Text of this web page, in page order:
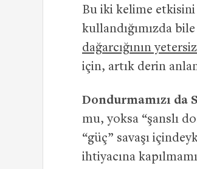
Bu iki kelime
kullandığımızda
dağarcığının
için, artık derin
Dondurmamızı da
mu, yoksa “şanslı
“güç” savaşı
ihtiyacına